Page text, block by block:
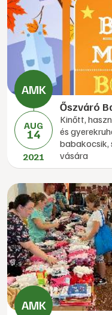
AUG
14
2021
Őszváró
Kinőtt,
és
babakocsik,
vására